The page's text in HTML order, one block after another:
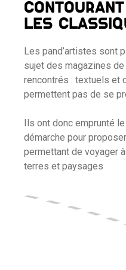
CONTOURANT
LES
Les pand’artistes sont
sujet des magazines
rencontrés : textuels et
permettent pas de se
Ils ont donc emprunté
démarche pour
permettant de voyager
terres et paysages